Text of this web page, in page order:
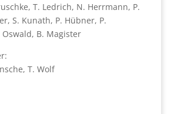
T. Ledrich, N. Herrmann, P.
S. Kunath, P. Hübner, P.
B. Magister
T. Wolf